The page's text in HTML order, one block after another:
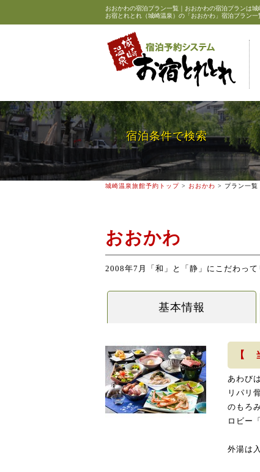
おおかわの宿泊プラン一覧｜おおかわの宿泊プランは城
お宿とれとれ（城崎温泉）の「おおかわ」宿泊プラン一
宿泊条件で検索
城崎温泉旅館予約トップ > おおかわ > プラン一覧
おおかわ
2008年7月「和」と「静」にこだわっ
基本情報
【
あわび
リパリ
のもろ
ロビー
外湯は